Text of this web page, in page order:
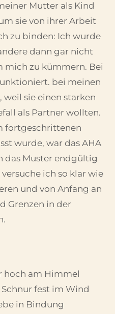
Mutter als Kind
sie von ihrer Arbeit
zu binden: Ich wurde
dann gar nicht
mich zu kümmern. Bei
bei meinen
sie einen starken
als Partner wollten.
fortgeschrittenen
wurde, war das AHA
das Muster endgültig
ich so klar wie
und von Anfang an
Grenzen in der
hoch am Himmel
fest im Wind
in Bindung